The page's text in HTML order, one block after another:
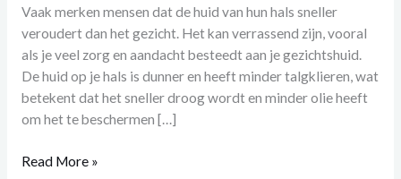
Vaak merken mensen dat de huid van hun hals sneller
veroudert dan het gezicht. Het kan verrassend zijn, vooral
als je veel zorg en aandacht besteedt aan je gezichtshuid.
De huid op je hals is dunner en heeft minder talgklieren, wat
betekent dat het sneller droog wordt en minder olie heeft
om het te beschermen […]
Read More »